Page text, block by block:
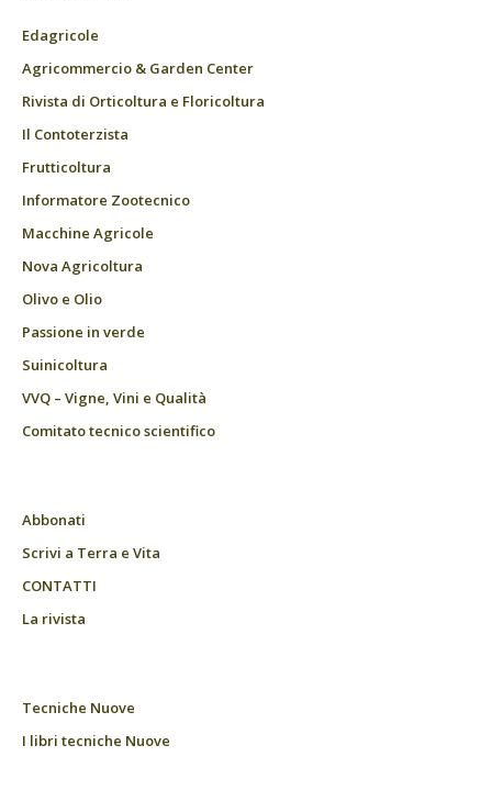
Edagricole
Agricommercio & Garden Center
Rivista di Orticoltura e Floricoltura
Il Contoterzista
Frutticoltura
Informatore Zootecnico
Macchine Agricole
Nova Agricoltura
Olivo e Olio
Passione in verde
Suinicoltura
VVQ – Vigne, Vini e Qualità
Comitato tecnico scientifico
Abbonati
Scrivi a Terra e Vita
CONTATTI
La rivista
Tecniche Nuove
I libri tecniche Nuove